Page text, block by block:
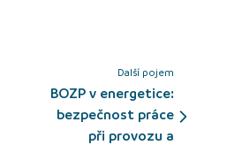
Další pojem
BOZP v energetice:
bezpečnost práce
při provozu a